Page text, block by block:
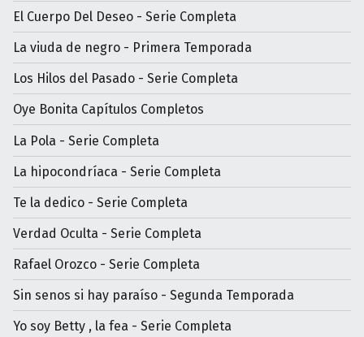
El Cuerpo Del Deseo - Serie Completa
La viuda de negro - Primera Temporada
Los Hilos del Pasado - Serie Completa
Oye Bonita Capítulos Completos
La Pola - Serie Completa
La hipocondríaca - Serie Completa
Te la dedico - Serie Completa
Verdad Oculta - Serie Completa
Rafael Orozco - Serie Completa
Sin senos si hay paraíso - Segunda Temporada
Yo soy Betty , la fea - Serie Completa